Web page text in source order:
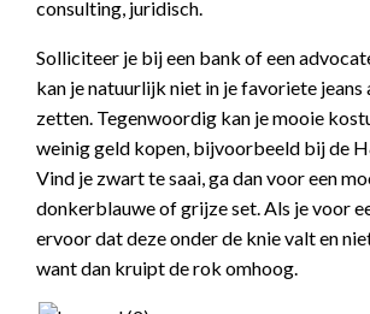
consulting, juridisch.
Solliciteer je bij een bank of een
kan je natuurlijk niet in je favoriete jeans
zetten. Tegenwoordig kan je mooie
weinig geld kopen, bijvoorbeeld bij de
Vind je zwart te saai, ga dan voor een
donkerblauwe of grijze set. Als je voor
ervoor dat deze onder de knie valt en
want dan kruipt de rok omhoog.